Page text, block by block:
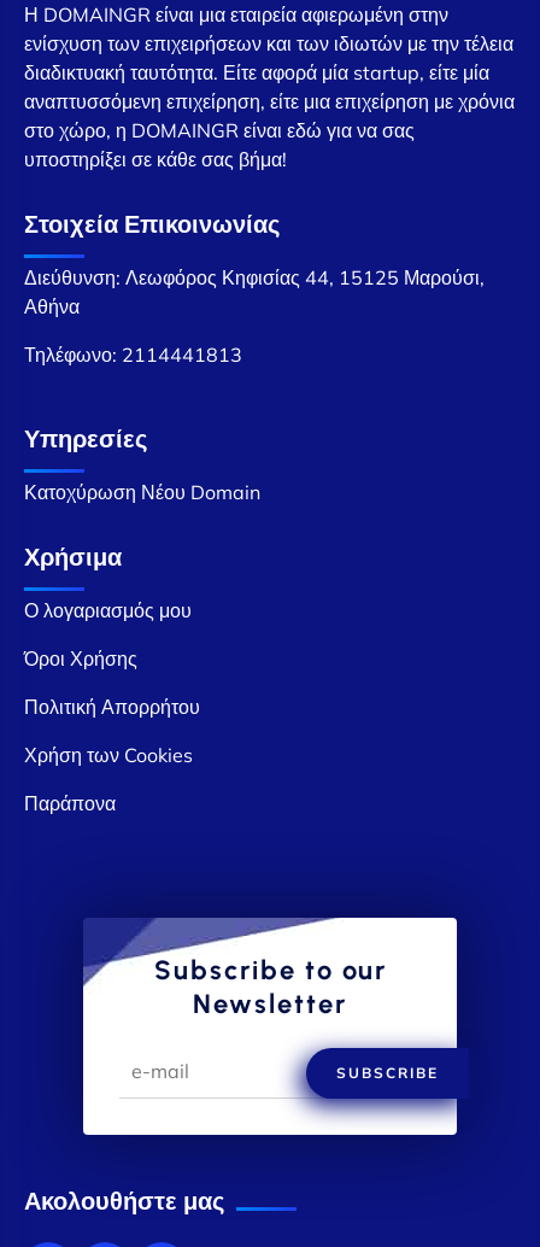
Η DOMAINGR είναι μια εταιρεία αφιερωμένη στην
ενίσχυση των επιχειρήσεων και των ιδιωτών με την τέλεια
διαδικτυακή ταυτότητα. Είτε αφορά μία startup, είτε μία
αναπτυσσόμενη επιχείρηση, είτε μια επιχείρηση με χρόνια
στο χώρο, η DOMAINGR είναι εδώ για να σας
υποστηρίξει σε κάθε σας βήμα!
Στοιχεία Επικοινωνίας
Διεύθυνση: Λεωφόρος Κηφισίας 44, 15125 Μαρούσι,
Αθήνα
Τηλέφωνο: 2114441813
Υπηρεσίες
Κατοχύρωση Νέου Domain
Χρήσιμα
Ο λογαριασμός μου
Όροι Χρήσης
Πολιτική Απορρήτου
Χρήση των Cookies
Παράπονα
Subscribe to our
Newsletter
SUBSCRIBE
Ακολουθήστε μας